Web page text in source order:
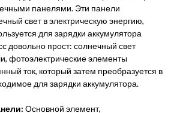
панелями. Эти панели
свет в электрическую энергию,
для зарядки аккумулятора
довольно прост: солнечный свет
фотоэлектрические элементы
ток, который затем преобразуется в
для зарядки аккумулятора.
Основной элемент,